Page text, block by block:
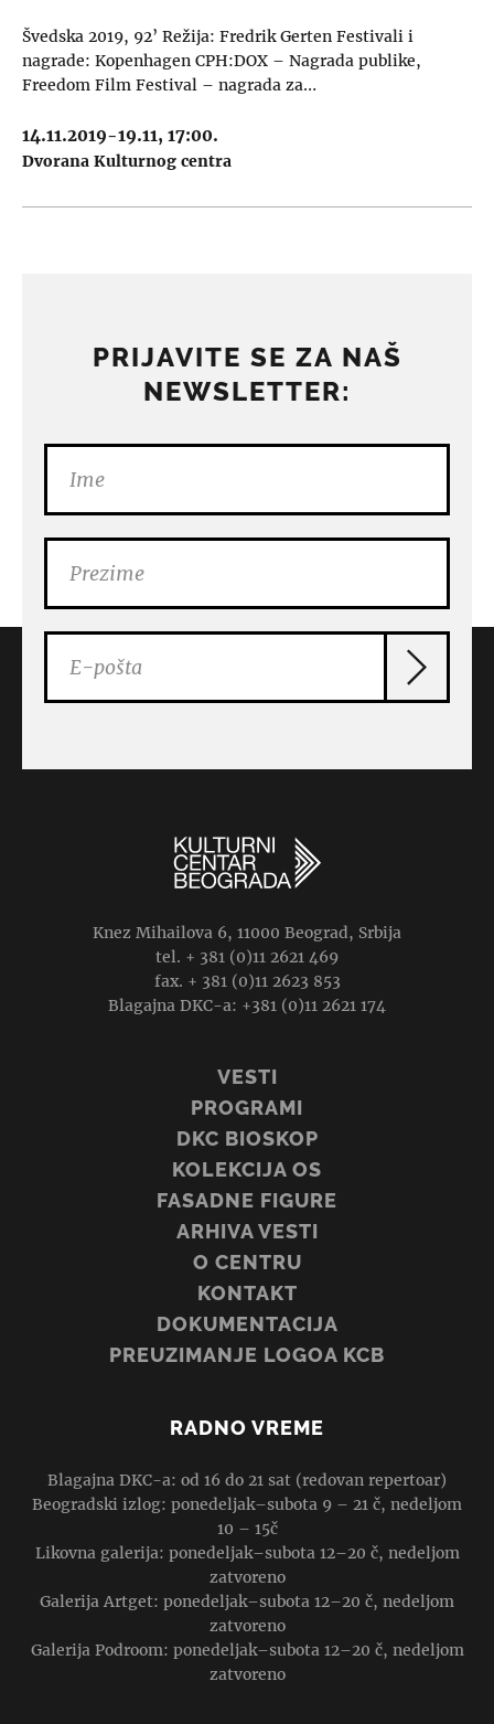
Švedska 2019, 92’ Režija: Fredrik Gerten Festivali i
nagrade: Kopenhagen CPH:DOX – Nagrada publike,
Freedom Film Festival – nagrada za…
14.11.2019-19.11, 17:00.
Dvorana Kulturnog centra
PRIJAVITE SE ZA NAŠ
NEWSLETTER:
Knez Mihailova 6, 11000 Beograd, Srbija
tel. + 381 (0)11 2621 469
fax. + 381 (0)11 2623 853
Blagajna DKC-a: +381 (0)11 2621 174
VESTI
PROGRAMI
DKC BIOSKOP
KOLEKCIJA OS
FASADNE FIGURE
ARHIVA VESTI
O CENTRU
KONTAKT
DOKUMENTACIJA
PREUZIMANJE LOGOA KCB
RADNO VREME
Blagajna DKC-a: od 16 do 21 sat (redovan repertoar)
Beogradski izlog: ponedeljak–subota 9 – 21 č, nedeljom
10 – 15č
Likovna galerija: ponedeljak–subota 12–20 č, nedeljom
zatvoreno
Galerija Artget: ponedeljak–subota 12–20 č, nedeljom
zatvoreno
Galerija Podroom: ponedeljak–subota 12–20 č, nedeljom
zatvoreno